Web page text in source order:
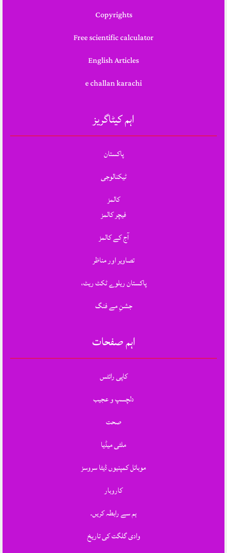
Copyrights
Free scientific calculator
English Articles
e challan karachi
اہم کیٹاگریز
پاکستان
ٹیکنالوجی
کالمز
فیچر کالمز
آج کے کالمز
تصاویر اور مناظر
پاکستان ریلوے ٹکٹ ریٹ،
جشنِ مے فنگ
اہم صفحات
کاپی رائٹس
دلچسپ و عجیب
صحت
ملٹی میڈیا
موبائل کمپنیوں ڈیٹا سروسز
کاروبار
ہم سے رابطہ کریں.
وادی گلگت کی تاریخ